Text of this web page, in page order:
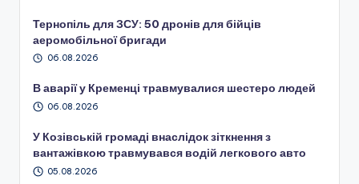
Тернопіль для ЗСУ: 50 дронів для бійців
аеромобільної бригади
06.08.2026
В аварії у Кременці травмувалися шестеро людей
06.08.2026
У Козівській громаді внаслідок зіткнення з
вантажівкою травмувався водій легкового авто
05.08.2026